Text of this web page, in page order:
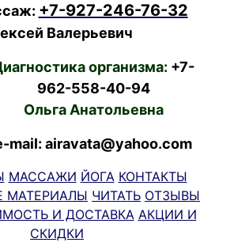
+7-927-246-76-32
Валерьевич
организма: +7-
962-558-40-94
Ольга Анатольевна
mail: airavata@yahoo.com
МАССАЖИ ЙОГА КОНТАКТЫ
МАТЕРИАЛЫ ЧИТАТЬ ОТЗЫВЫ
И ДОСТАВКА АКЦИИ И
СКИДКИ